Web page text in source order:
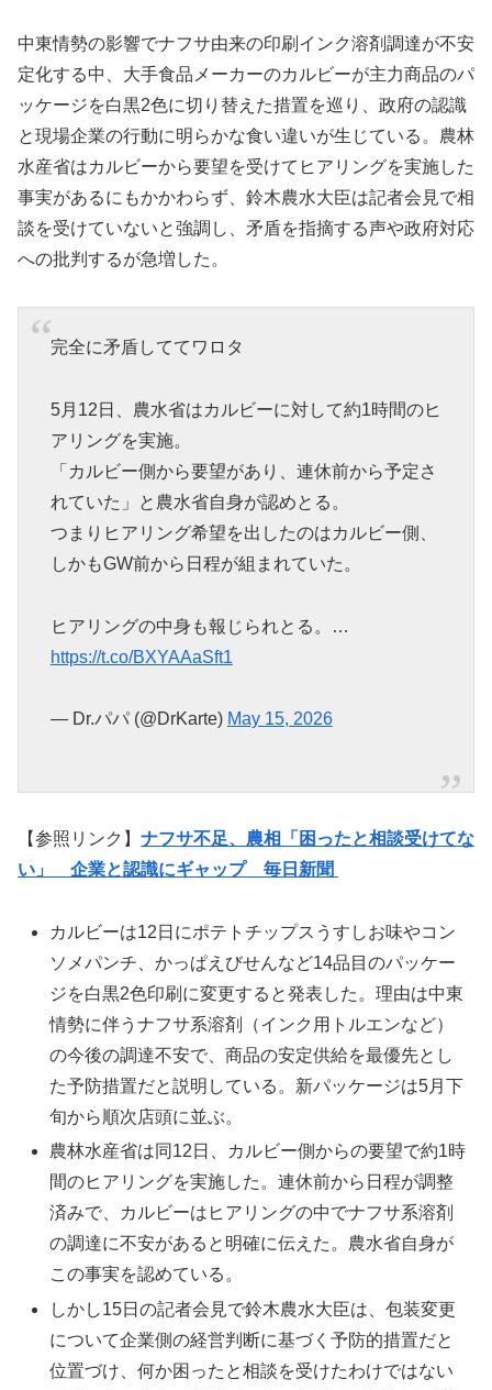
中東情勢の影響でナフサ由来の印刷インク溶剤調達が不安
定化する中、大手食品メーカーのカルビーが主力商品のパ
ッケージを白黒2色に切り替えた措置を巡り、政府の認識
と現場企業の行動に明らかな食い違いが生じている。農林
水産省はカルビーから要望を受けてヒアリングを実施した
事実があるにもかかわらず、鈴木農水大臣は記者会見で相
談を受けていないと強調し、矛盾を指摘する声や政府対応
への批判するが急増した。
完全に矛盾しててワロタ
5月12日、農水省はカルビーに対して約1時間のヒ
アリングを実施。
「カルビー側から要望があり、連休前から予定さ
れていた」と農水省自身が認めとる。
つまりヒアリング希望を出したのはカルビー側、
しかもGW前から日程が組まれていた。
ヒアリングの中身も報じられとる。…
https://t.co/BXYAAaSft1
— Dr.パパ (@DrKarte) May 15, 2026
【参照リンク】 ナフサ不足、農相「困ったと相談受けてな
い」 企業と認識にギャップ 毎日新聞
カルビーは12日にポテトチップスうすしお味やコン
ソメパンチ、かっぱえびせんなど14品目のパッケー
ジを白黒2色印刷に変更すると発表した。理由は中東
情勢に伴うナフサ系溶剤（インク用トルエンなど）
の今後の調達不安で、商品の安定供給を最優先とし
た予防措置だと説明している。新パッケージは5月下
旬から順次店頭に並ぶ。
農林水産省は同12日、カルビー側からの要望で約1時
間のヒアリングを実施した。連休前から日程が調整
済みで、カルビーはヒアリングの中でナフサ系溶剤
の調達に不安があると明確に伝えた。農水省自身が
この事実を認めている。
しかし15日の記者会見で鈴木農水大臣は、包装変更
について企業側の経営判断に基づく予防的措置だと
位置づけ、何か困ったと相談を受けたわけではない